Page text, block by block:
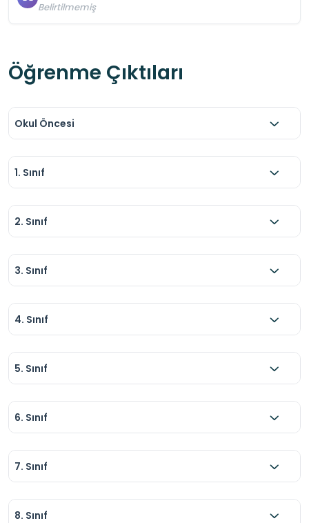
Belirtilmemiş
Öğrenme Çıktıları
Okul Öncesi
1. Sınıf
2. Sınıf
3. Sınıf
4. Sınıf
5. Sınıf
6. Sınıf
7. Sınıf
8. Sınıf